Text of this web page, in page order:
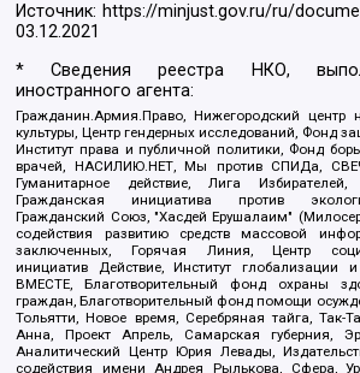
Источник: https://minjust.gov.ru/ru/
03.12.2021
* Сведения реестра НКО,
иностранного агента:
Гражданин.Армия.Право, Нижегородский центр
культуры, Центр гендерных исследований, Фонд
Институт права и публичной политики, Фонд
врачей, НАСИЛИЮ.НЕТ, Мы против СПИДа,
Гуманитарное действие, Лига
Гражданская инициатива против
Гражданский Союз, "Хасдей Ерушалаим"
содействия развитию средств массовой
заключенных, Горячая Линия, Центр
инициатив Действие, Институт глобализации
ВМЕСТЕ, Благотворительный фонд охраны
граждан, Благотворительный фонд помощи
Тольятти, Новое время, Серебряная тайга, Так-
Анна, Проект Апрель, Самарская губерния,
Аналитический Центр Юрия Левады,
содействия имени Андрея Рылькова, Сфера,